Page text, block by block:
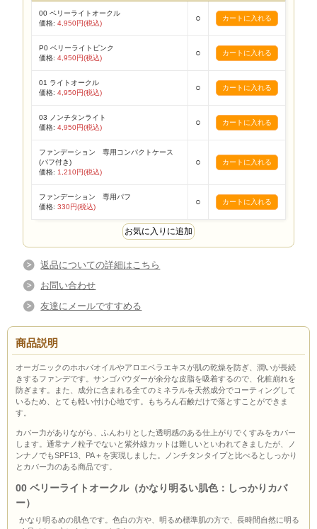
00 ベリーライトオークル
価格: 4,950円(税込) ○
P0 ベリーライトピンク
価格: 4,950円(税込) ○
01 ライトオークル
価格: 4,950円(税込) ○
03 ノンチタンライト
価格: 4,950円(税込) ○
ファンデーション 専用コンパクトケース
(パフ付き)
価格: 1,210円(税込)
○
ファンデーション 専用パフ
価格: 330円(税込) ○
返品についての詳細はこちら
お問い合わせ
友達にメールですすめる
商品説明
オーガニックのホホバオイルやアロエベラエキスが肌の乾燥を防ぎ、潤いが長続
きするファンデです。サンゴパウダーが余分な皮脂を吸着するので、化粧崩れを
防ぎます。また、成分に含まれる全てのミネラルを天然成分でコーティングして
いるため、とても軽い付け心地です。もちろん石鹸だけで落とすことができま
す。
カバー力がありながら、ふんわりとした透明感のある仕上がりでくすみをカバー
します。通常ナノ粒子でないと紫外線カットは難しいといわれてきましたが、ノ
ンナノでもSPF13、PA＋を実現しました。ノンチタンタイプと比べるとしっかり
とカバー力のある商品です。
00 ベリーライトオークル（かなり明るい肌色：しっかりカバ
ー）
かなり明るめの肌色です。色白の方や、明るめ標準肌の方で、長時間自然に明る